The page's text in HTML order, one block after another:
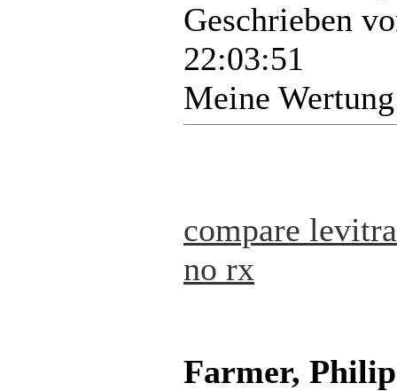
Geschrieben
22:03:51
Meine
compare
no rx
Farmer,